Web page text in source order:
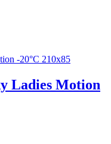
Ladies Motion